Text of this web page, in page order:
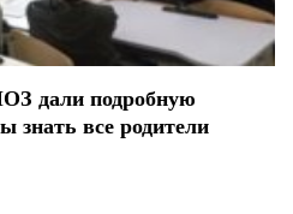
дали подробную
все родители